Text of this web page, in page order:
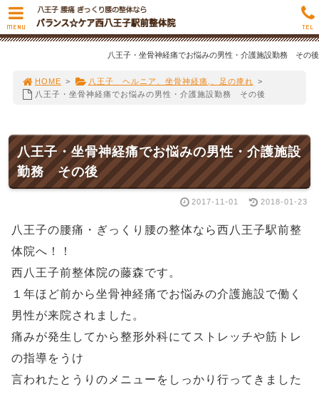
八王子・坐骨神経痛でお悩みの男性・介護施設勤務 その後
HOME > 八王子 ヘルニア、坐骨神経痛,、足の痺れ >
八王子・坐骨神経痛でお悩みの男性・介護施設勤務 その後
八王子・坐骨神経痛でお悩みの男性・介護施設
勤務 その後
2017-11-01 2018-01-23
八王子の腰痛・ぎっくり腰の整体なら西八王子駅前整
体院へ！！
西八王子前整体院の藤森です。
１年ほど前から坐骨神経痛でお悩みの介護施設で働く
男性が来院されました。
痛みが発生してから整形外科にてストレッチや筋トレ
の指導をうけ
言われたとうりのメニューをしっかり行ってきました
MENU TEL